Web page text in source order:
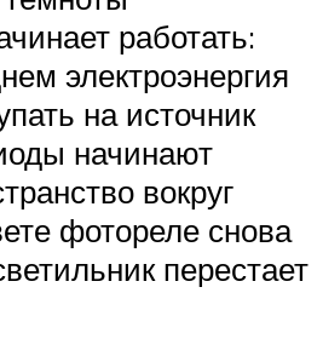
работать:
электроэнергия
на источник
начинают
вокруг
фотореле снова
перестает